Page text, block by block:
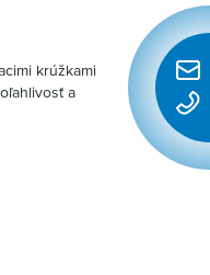
krúžkami
a